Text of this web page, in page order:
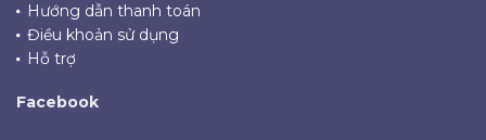
Hướng dẫn thanh toán
Điều khoản sử dụng
Hỗ trợ
Facebook